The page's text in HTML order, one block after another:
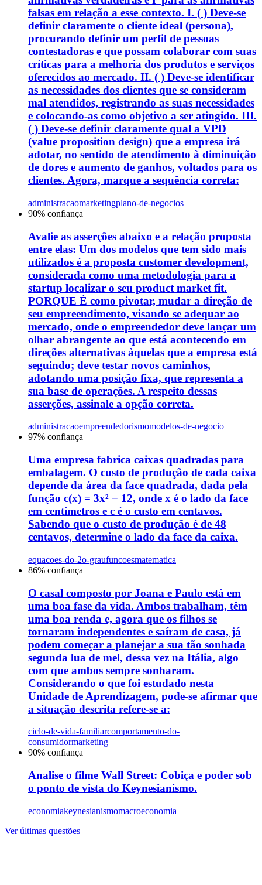
falsas em relação a esse contexto. I. ( ) Deve-se
definir claramente o cliente ideal (persona),
procurando definir um perfil de pessoas
contestadoras e que possam colaborar com suas
críticas para a melhoria dos produtos e serviços
oferecidos ao mercado. II. ( ) Deve-se identificar
as necessidades dos clientes que se consideram
mal atendidos, registrando as suas necessidades
e colocando-as como objetivo a ser atingido. III.
( ) Deve-se definir claramente qual a VPD
(value proposition design) que a empresa irá
adotar, no sentido de atendimento à diminuição
de dores e aumento de ganhos, voltados para os
clientes. Agora, marque a sequência correta:
administracaomarketingplano-de-negocios
90% confiança
Avalie as asserções abaixo e a relação proposta
entre elas: Um dos modelos que tem sido mais
utilizados é a proposta customer development,
considerada como uma metodologia para a
startup localizar o seu product market fit.
PORQUE É como pivotar, mudar a direção de
seu empreendimento, visando se adequar ao
mercado, onde o empreendedor deve lançar um
olhar abrangente ao que está acontecendo em
direções alternativas àquelas que a empresa está
seguindo; deve testar novos caminhos,
adotando uma posição fixa, que representa a
sua base de operações. A respeito dessas
asserções, assinale a opção correta.
administracaoempreendedorismomodelos-de-negocio
97% confiança
Uma empresa fabrica caixas quadradas para
embalagem. O custo de produção de cada caixa
depende da área da face quadrada, dada pela
função c(x) = 3x² − 12, onde x é o lado da face
em centímetros e c é o custo em centavos.
Sabendo que o custo de produção é de 48
centavos, determine o lado da face da caixa.
equacoes-do-2o-graufuncoesmatematica
86% confiança
O casal composto por Joana e Paulo está em
uma boa fase da vida. Ambos trabalham, têm
uma boa renda e, agora que os filhos se
tornaram independentes e saíram de casa, já
podem começar a planejar a sua tão sonhada
segunda lua de mel, dessa vez na Itália, algo
com que ambos sempre sonharam.
Considerando o que foi estudado nesta
Unidade de Aprendizagem, pode-se afirmar que
a situação descrita refere-se a:
ciclo-de-vida-familiarcomportamento-do-
consumidormarketing
90% confiança
Analise o filme Wall Street: Cobiça e poder sob
o ponto de vista do Keynesianismo.
economiakeynesianismomacroeconomia
Ver últimas questões